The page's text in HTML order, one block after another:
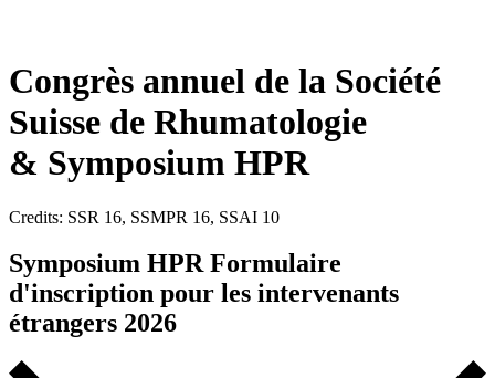
Congrès annuel de la Société
Suisse de Rhumatologie
& Symposium HPR
Credits: SSR 16, SSMPR 16, SSAI 10
Symposium HPR Formulaire
d'inscription pour les intervenants
étrangers 2026